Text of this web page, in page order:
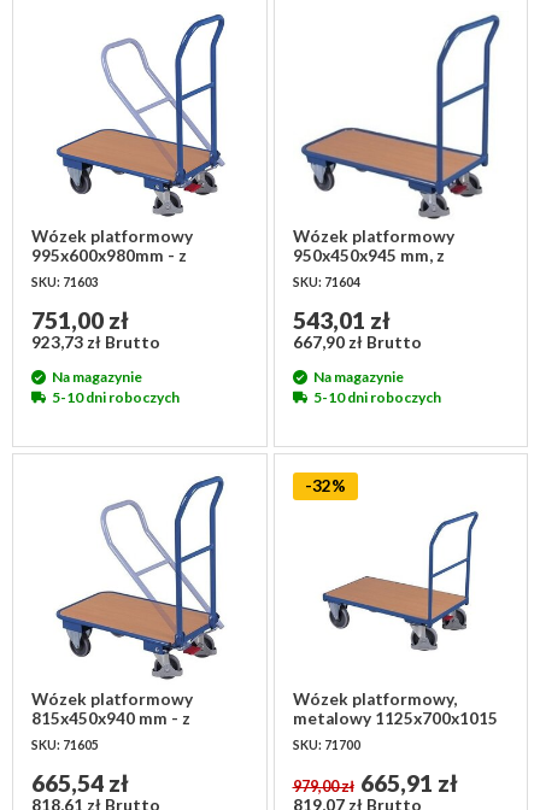
Wózek platformowy
995x600x980mm - z
uchwytem do pchania,
SKU: 71603
751,00 zł
923,73 zł Brutto
Na magazynie
5-10 dni roboczych
Wózek platformowy
950x450x945 mm, z
uchwytem do pchania, lekki
SKU: 71604
543,01 zł
667,90 zł Brutto
Na magazynie
5-10 dni roboczych
Wózek platformowy
815x450x940 mm - z
uchwytem do pchania,
składany
SKU: 71605
665,54 zł
818,61 zł Brutto
-32%
Wózek platformowy,
metalowy 1125x700x1015
mm
SKU: 71700
979,00 zł 665,91 zł
819,07 zł Brutto